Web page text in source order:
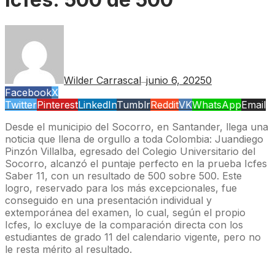
Wilder Carrascal—junio 6, 20250
FacebookX
TwitterPinterestLinkedInTumblrRedditVKWhatsAppEmail
Desde el municipio del Socorro, en Santander, llega una
noticia que llena de orgullo a toda Colombia: Juandiego
Pinzón Villalba, egresado del Colegio Universitario del
Socorro, alcanzó el puntaje perfecto en la prueba Icfes
Saber 11, con un resultado de 500 sobre 500. Este
logro, reservado para los más excepcionales, fue
conseguido en una presentación individual y
extemporánea del examen, lo cual, según el propio
Icfes, lo excluye de la comparación directa con los
estudiantes de grado 11 del calendario vigente, pero no
le resta mérito al resultado.